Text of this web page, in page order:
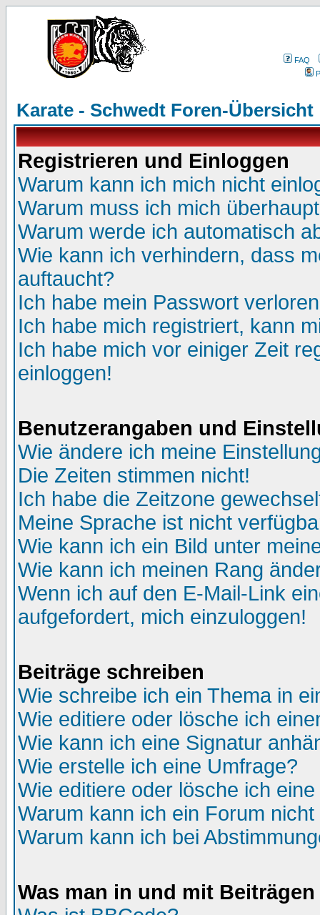
FAQ
Karate - Schwedt Foren-Übersicht
Registrieren und Einloggen
Warum kann ich mich nicht
Warum muss ich mich
Warum werde ich automatisch
Wie kann ich verhindern, dass
auftaucht?
Ich habe mein Passwort
Ich habe mich registriert, kann
Ich habe mich vor einiger Zeit
einloggen!
Benutzerangaben und
Wie ändere ich meine
Die Zeiten stimmen nicht!
Ich habe die Zeitzone
Meine Sprache ist nicht
Wie kann ich ein Bild unter
Wie kann ich meinen Rang
Wenn ich auf den E-Mail-Link
aufgefordert, mich einzuloggen!
Beiträge schreiben
Wie schreibe ich ein Thema in
Wie editiere oder lösche ich
Wie kann ich eine Signatur
Wie erstelle ich eine Umfrage?
Wie editiere oder lösche ich
Warum kann ich ein Forum
Warum kann ich bei
Was man in und mit